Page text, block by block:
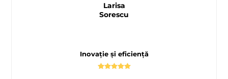
Inovație și eficiență
Larisa
Sorescu